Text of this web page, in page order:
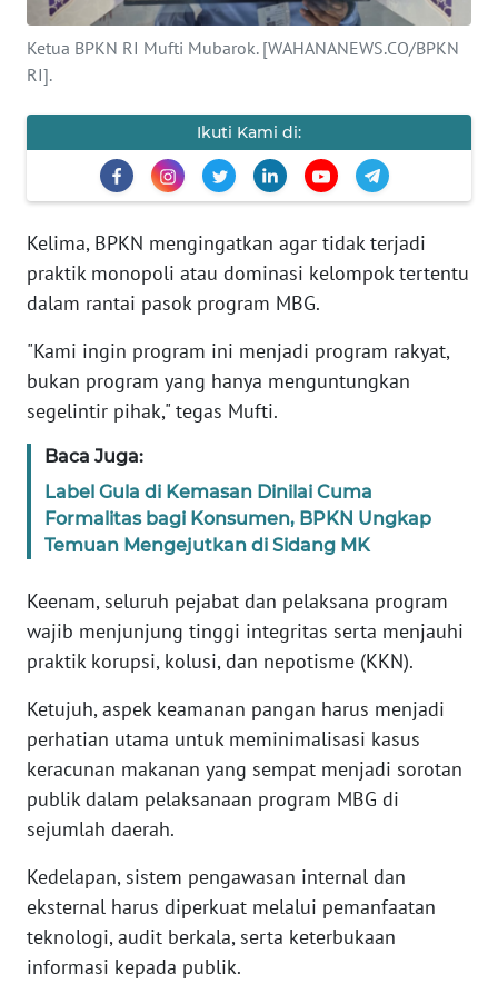
Ketua BPKN RI Mufti Mubarok. [WAHANANEWS.CO/BPKN
RI].
Ikuti Kami di:
Kelima, BPKN mengingatkan agar tidak terjadi
praktik monopoli atau dominasi kelompok tertentu
dalam rantai pasok program MBG.
"Kami ingin program ini menjadi program rakyat,
bukan program yang hanya menguntungkan
segelintir pihak," tegas Mufti.
Baca Juga:
Label Gula di Kemasan Dinilai Cuma
Formalitas bagi Konsumen, BPKN Ungkap
Temuan Mengejutkan di Sidang MK
Keenam, seluruh pejabat dan pelaksana program
wajib menjunjung tinggi integritas serta menjauhi
praktik korupsi, kolusi, dan nepotisme (KKN).
Ketujuh, aspek keamanan pangan harus menjadi
perhatian utama untuk meminimalisasi kasus
keracunan makanan yang sempat menjadi sorotan
publik dalam pelaksanaan program MBG di
sejumlah daerah.
Kedelapan, sistem pengawasan internal dan
eksternal harus diperkuat melalui pemanfaatan
teknologi, audit berkala, serta keterbukaan
informasi kepada publik.
PENDIDIKAN
OLAHRAGA
OPINI
EDITORIAL
Informasi
INDEKS
BERITA
KONTAK
KAMI
INFO
IKLAN
PEDOMAN
MEDIA
REDAKSI
KARIR
DISCLAIMER
Wahana
News
Regional